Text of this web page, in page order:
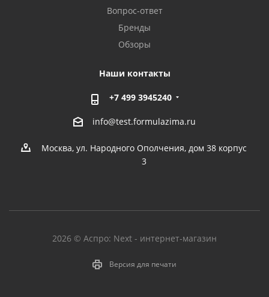
Вопрос-ответ
Бренды
Обзоры
Наши контакты
+7 499 3945240
info@test.formulazima.ru
Москва, ул. Народного Ополчения, дом 38 корпус
3
2026 © Аспро: Next - интернет-магазин
Версия для печати